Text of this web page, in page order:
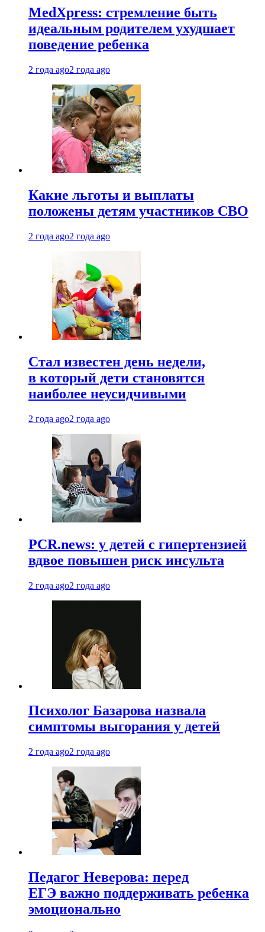
MedXpress: стремление быть
идеальным родителем ухудшает
поведение ребенка
2 года ago2 года ago
Какие льготы и выплаты
положены детям участников СВО
2 года ago2 года ago
Стал известен день недели,
в который дети становятся
наиболее неусидчивыми
2 года ago2 года ago
PCR.news: у детей с гипертензией
вдвое повышен риск инсульта
2 года ago2 года ago
Психолог Базарова назвала
симптомы выгорания у детей
2 года ago2 года ago
Педагог Неверова: перед
ЕГЭ важно поддерживать ребенка
эмоционально